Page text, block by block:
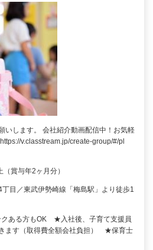
いします。 会社紹介動画配信中！お気軽
v.classtream.jp/create-group/#/pl
賞与年2ヶ月分）
目／東武伊勢崎線「梅島駅」より徒歩1
クある方もOK ★入社後、子育て支援員
ます（取得費全額会社負担） ★保育士